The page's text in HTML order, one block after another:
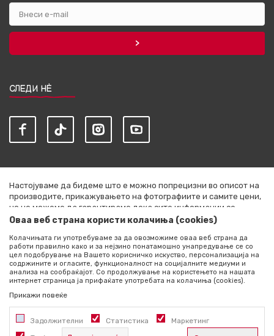
СЛЕДИ НЀ
Настојуваме да бидеме што е можно попрецизни во описот на
производите, прикажувањето на фотографиите и самите цени,
но не можеме да гарантираме дека сите информации се
комплетни и без грешки. Сите артикли прикажани на сајтот се
секој момент. Расположливоста на производите можете да ја
проверите со повик на +389 76 444 490
©2026 literatura.mk, Изработено одNB SOFT. Сите права
задржани.
Оваа веб страна користи колачиња (cookies)
Колачињата ги употребуваме за да овозможиме оваа веб страна да
работи правилно како и за нејзино понатамошно унапредување се со
цел подобрување на Вашето корисничко искуство, персонализација на
содржините и огласите, функционалност на социјалните медиуми и
анализа на сообраќајот. Со продолжување на користењето на нашата
интернет страница ја прифаќате употребата на колачиња (cookies).
Прикажи повеќе
Задолжителни Статистика Маркетинг